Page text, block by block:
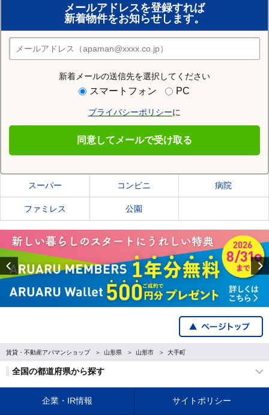
メールアドレスを登録すれば
新着物件をお知らせします。
新着メールの送信先を選択してください
スマートフォン PC
プライバシーポリシーに
同意してメールで受け取る
おまかせ物件リクエスト
住みたい街の店舗を探す
店舗検索
住む街研究所で山形市の情報を見る
山形市の施設一覧
スーパー コンビニ 病院
ファミレス 公園
Previous
賃貸・不動産アパマンショップ 山形県 山形市 大手町
全国の都道府県から探す
企業・IR情報 サイトポリシー